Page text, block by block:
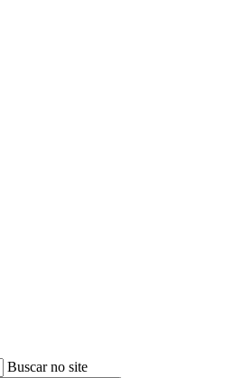
Buscar no site